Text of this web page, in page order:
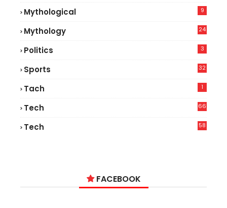
Mythological 9
Mythology 24
Politics 3
Sports 32
Tach 1
Tech
66
Tech
58
FACEBOOK